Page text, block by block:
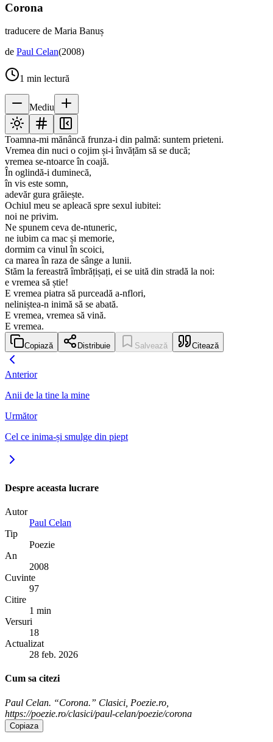
Corona
traducere de Maria Banuș
de Paul Celan(2008)
1 min lectură
Mediu
Toamna-mi mănâncă frunza-i din palmă: suntem prieteni.
Vremea din nuci o cojim și-i învățăm să se ducă;
vremea se-ntoarce în coajă.
În oglindă-i duminecă,
în vis este somn,
adevăr gura grăiește.
Ochiul meu se apleacă spre sexul iubitei:
noi ne privim.
Ne spunem ceva de-ntuneric,
ne iubim ca mac și memorie,
dormim ca vinul în scoici,
ca marea în raza de sânge a lunii.
Stăm la fereastră îmbrățișați, ei se uită din stradă la noi:
e vremea să știe!
E vremea piatra să purceadă a-nflori,
neliniștea-n inimă să se abată.
E vremea, vremea să vină.
E vremea.
Copiază Distribuie Salvează Citează
Anterior
Anii de la tine la mine
Următor
Cel ce inima-și smulge din piept
Despre aceasta lucrare
Autor
Paul Celan
Tip
Poezie
An
2008
Cuvinte
97
Citire
1 min
Versuri
18
Actualizat
28 feb. 2026
Cum sa citezi
Paul Celan. “Corona.” Clasici, Poezie.ro,
https://poezie.ro/clasici/paul-celan/poezie/corona
Copiaza